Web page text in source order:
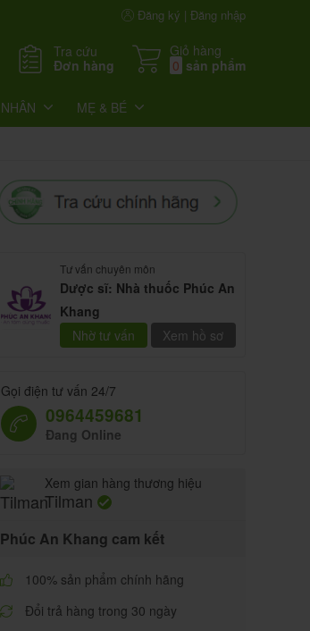
Đăng ký | Đăng nhập
Tra cứu
Đơn hàng
Giỏ hàng
0 sản phẩm
MẸ & BÉ
Tư vấn chuyên môn
Dược sĩ: Nhà thuốc Phúc An
Khang
Nhờ tư vấn
Xem hồ sơ
Gọi điện tư vấn 24/7
0964459681
Đang Online
Xem gian hàng thương hiệu
Tilman
Phúc An Khang cam kết
100% sản phẩm chính hãng
Đổi trả hàng trong 30 ngày